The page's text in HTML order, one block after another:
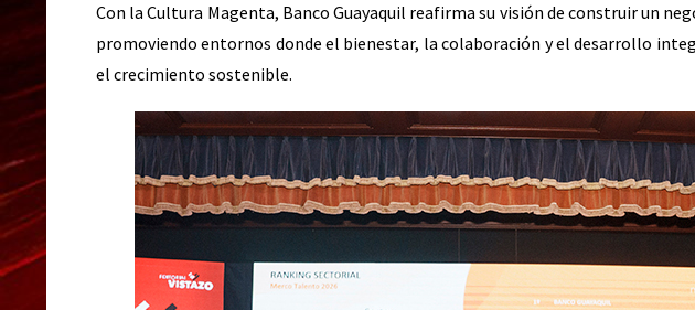
Con la Cultura Magenta, Banco Guayaquil reafirma su visión de construir un
promoviendo entornos donde el bienestar, la colaboración y el desarrollo
el crecimiento sostenible.